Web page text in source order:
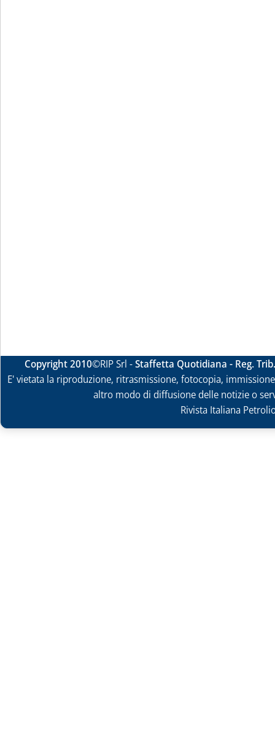
Copyright 2010©RIP Srl -Staffetta Quotidiana - Reg.
E' vietata la riproduzione, ritrasmissione, fotocopia,
altro modo di diffusione delle notizie o
Rivista Italiana